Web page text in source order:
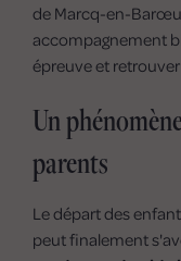
de Marcq-en-
accompagnement
épreuve et
Un
parents
Le départ des
peut finalement